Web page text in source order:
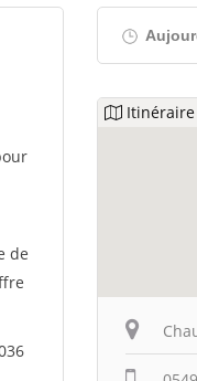
de
Itinéraire